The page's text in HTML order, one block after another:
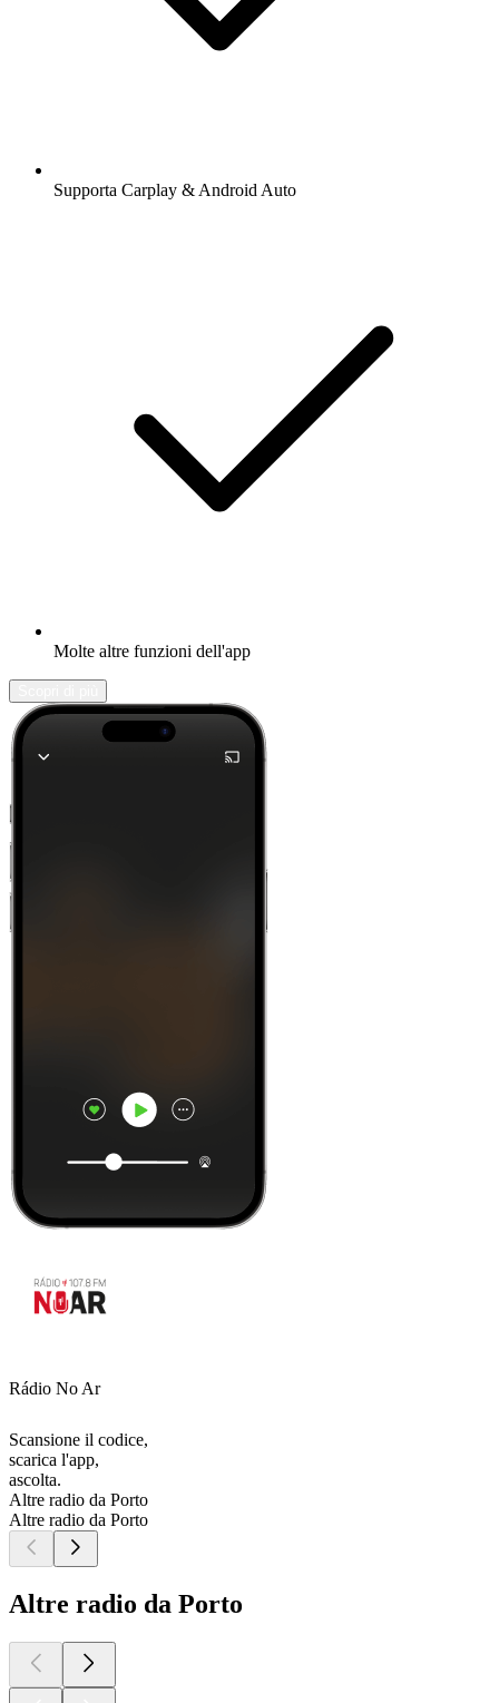
Supporta Carplay & Android Auto
Molte altre funzioni dell'app
Rádio No Ar
Scansione il codice,
scarica l'app,
ascolta.
Altre radio da Porto
Altre radio da Porto
Altre radio da Porto